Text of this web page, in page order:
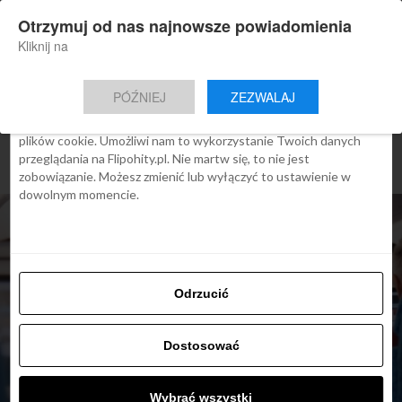
Nowa aplikacja Flipohity
Aktualne wiadomości, artykuły, TOP
Instalacja
ARTYKUŁY
Zgoda Szczegóły O cookies
Ta strona używa plików cookies
We Flipo robimy wszystko, aby pokazać Ci tylko te treści, które
plików cookie. Umożliwi nam to wykorzystanie Twoich danych
przeglądania na Flipohity.pl. Nie martw się, to nie jest
zobowiązanie. Możesz zmienić lub wyłączyć to ustawienie w
dowolnym momencie.
Odrzucić
Dostosować
Wybrać wszystki
Otrzymuj od nas najnowsze powiadomienia
Kliknij na
PÓŹNIEJ ZEZWALAJ